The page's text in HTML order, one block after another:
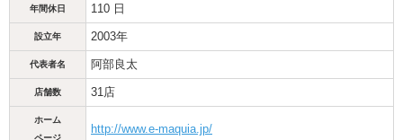
年間休日 110 日
設立年 2003年
代表者名 阿部良太
店舗数 31店
ホーム
ページ
http://www.e-maquia.jp/